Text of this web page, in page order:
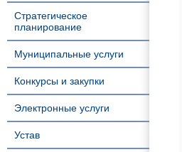
Стратегическое
планирование
Муниципальные услуги
Конкурсы и закупки
Электронные услуги
Устав